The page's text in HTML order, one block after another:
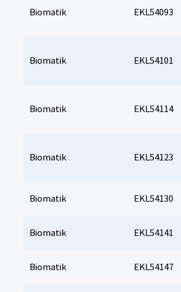
Biomatik EKL54093
Biomatik EKL54101
Biomatik EKL54114
Biomatik EKL54123
Biomatik EKL54130
Biomatik EKL54141
Biomatik EKL54147